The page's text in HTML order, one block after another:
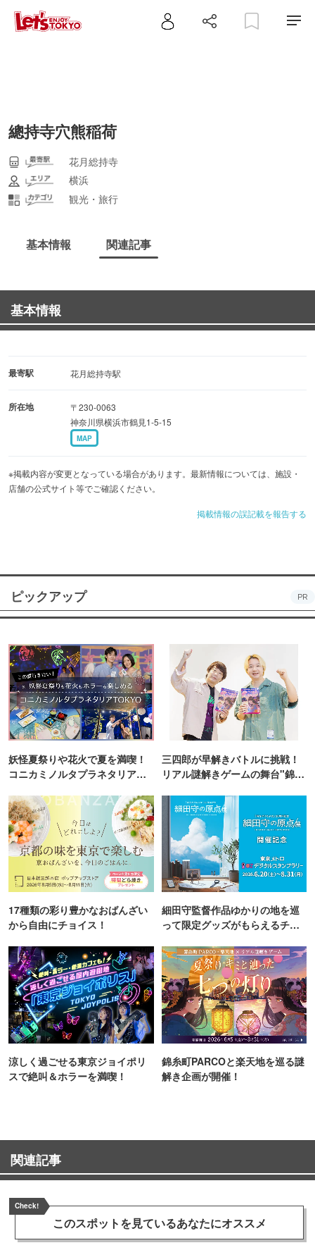
總持寺穴熊稲荷
花月総持寺
横浜
観光・旅行
基本情報 関連記事
基本情報
最寄駅 花月総持寺駅
所在地
〒230-0063
神奈川県横浜市鶴見1-5-15
MAP
※掲載内容が変更となっている場合があります。最新情報については、施設・
店舗の公式サイト等でご確認ください。
掲載情報の誤記載を報告する
ピックアップ PR
妖怪夏祭りや花火で夏を満喫！
コニカミノルタプラネタリア
三四郎が早解きバトルに挑戦！
リアル謎解きゲームの舞台"錦糸
17種類の彩り豊かなおばんざい
から自由にチョイス！
細田守監督作品ゆかりの地を巡
って限定グッズがもらえるチャ
涼しく過ごせる東京ジョイポリ
スで絶叫＆ホラーを満喫！
錦糸町PARCOと楽天地を巡る謎
解き企画が開催！
関連記事
Check!
このスポットを見ているあなたにオススメ